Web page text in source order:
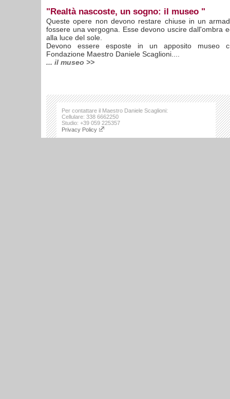
"Realtà nascoste, un sogno: il museo "
Queste opere non devono restare chiuse in un
fossere una vergogna. Esse devono uscire dall'ombra
alla luce del sole.
Devono essere esposte in un apposito museo
Fondazione Maestro Daniele Scaglioni....
... il museo >>
Per contattare il Maestro Daniele Scaglioni:
Cellulare: 338 6662250
Studio: +39 059 225357
Privacy Policy